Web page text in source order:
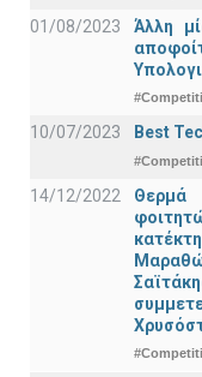
01/08/2023
Άλλη
10/07/2023 Best
14/12/2022
Θερμά